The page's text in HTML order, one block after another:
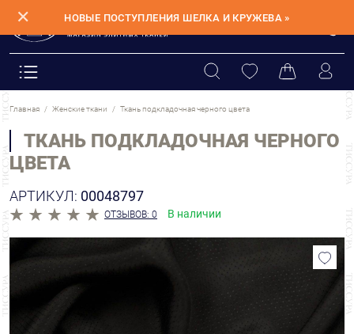
✕ НОВЫЕ ПОСТУПЛЕНИЯ ШЕЛКА И КРУЖЕВА »
Главная Женские ткани Ткань подкладочная черного цвета
ТКАНЬ ПОДКЛАДОЧНАЯ ЧЕРНОГО
ЦВЕТА
АРТИКУЛ: 00048797
ОТЗЫВОВ: 0 В наличии